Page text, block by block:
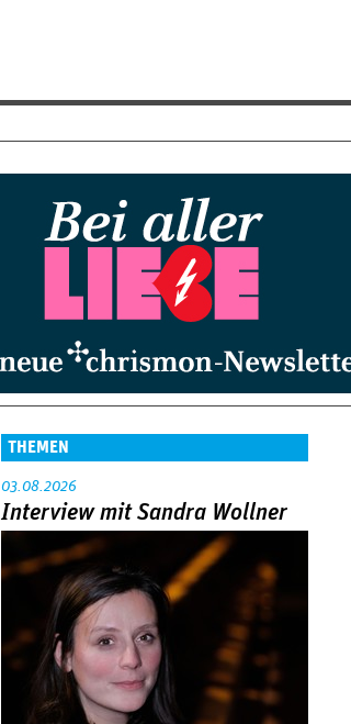
THEMEN
03.08.2026
Interview mit Sandra Wollner